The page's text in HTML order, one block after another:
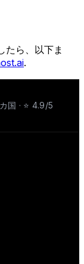
たら、以下ま
.
国 · ⭐ 4.9/5